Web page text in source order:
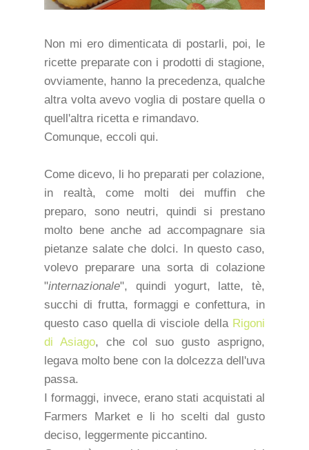
Non mi ero dimenticata di postarli, poi, le
ricette preparate con i prodotti di stagione,
ovviamente, hanno la precedenza, qualche
altra volta avevo voglia di postare quella o
quell'altra ricetta e rimandavo.
Comunque, eccoli qui.
Come dicevo, li ho preparati per colazione,
in realtà, come molti dei muffin che
preparo, sono neutri, quindi si prestano
molto bene anche ad accompagnare sia
pietanze salate che dolci. In questo caso,
volevo preparare una sorta di colazione
"internazionale", quindi yogurt, latte, tè,
succhi di frutta, formaggi e confettura, in
questo caso quella di visciole della Rigoni
di Asiago, che col suo gusto asprigno,
legava molto bene con la dolcezza dell'uva
passa.
I formaggi, invece, erano stati acquistati al
Farmers Market e li ho scelti dal gusto
deciso, leggermente piccantino.